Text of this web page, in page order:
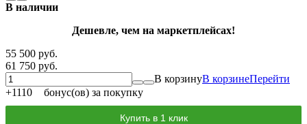
В наличии
Дешевле, чем на маркетплейсах!
55 500 руб.
61 750 руб.
В корзинуВ корзинеПерейти
+1110 бонус(ов) за покупку
Купить в 1 клик